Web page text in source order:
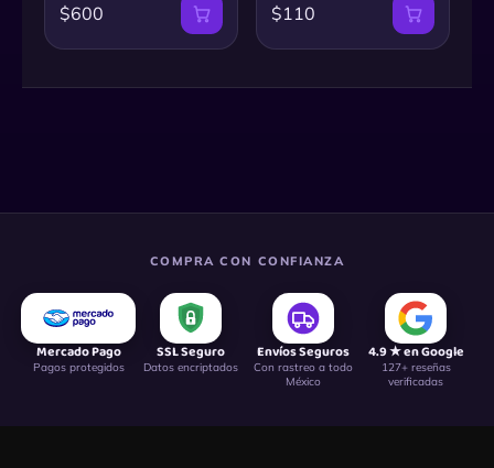
$600 $110
COMPRA CON CONFIANZA
Mercado Pago
Pagos protegidos
SSL Seguro
Datos encriptados
Envíos Seguros
Con rastreo a todo
México
4.9 ★ en Google
127+ reseñas
verificadas